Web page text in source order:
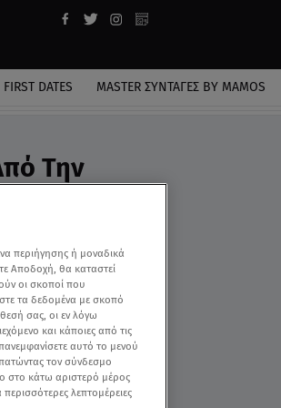
FIRST DATES MASTER ΣΥΝΤΑΓΈΣ BY MAMOS
Την
περιήγησης ή μοναδικά
Αποδοχή, θα καταστεί
οι σκοποί που
τα δεδομένα με σκοπό
σας, οι εν λόγω
και κάποιες από τις
αυτό το μενού
τον σύνδεσμο
στο κάτω αριστερό μέρος
λεπτομέρειες